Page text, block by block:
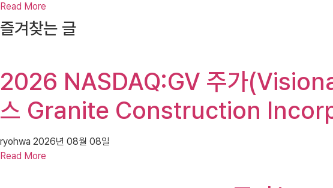
Read More
즐겨찾는 글
2026 NASDAQ:GV 주가
스 Granite Construction
ryohwa 2026년 08월 08일
Read More